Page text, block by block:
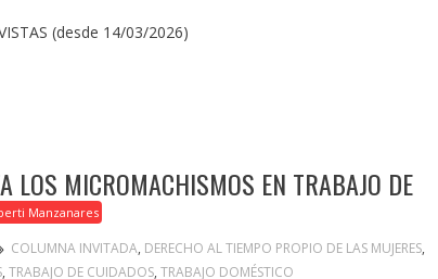
(desde 14/03/2026)
Manzanares
LOS MICROMACHISMOS EN TRABAJO DE
COLUMNA INVITADA, DERECHO AL TIEMPO PROPIO DE LAS MUJERES,
, TRABAJO DE CUIDADOS, TRABAJO DOMÉSTICO